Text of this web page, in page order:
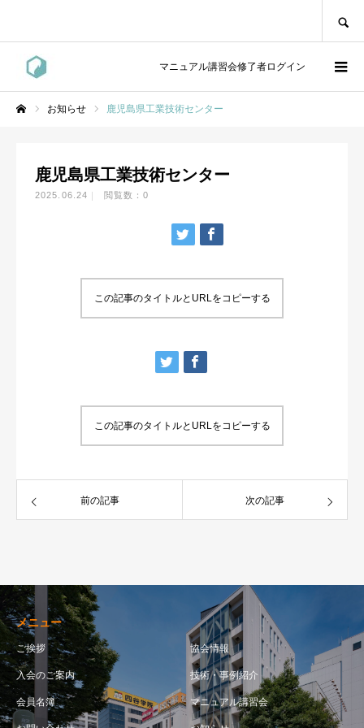
マニュアル講習会修了者ログイン
お知らせ 鹿児島県工業技術センター
鹿児島県工業技術センター
2025.06.24 閲覧数：0
この記事のタイトルとURLをコピーする
この記事のタイトルとURLをコピーする
前の記事 次の記事
メニュー
ご挨拶 協会情報
入会のご案内 技術・事例紹介
会員名簿 マニュアル講習会